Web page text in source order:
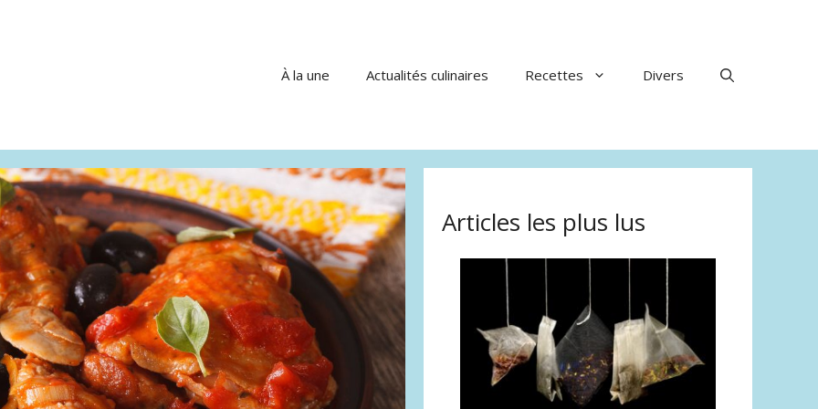
À la une Actualités culinaires Recettes Divers
Articles les plus lus